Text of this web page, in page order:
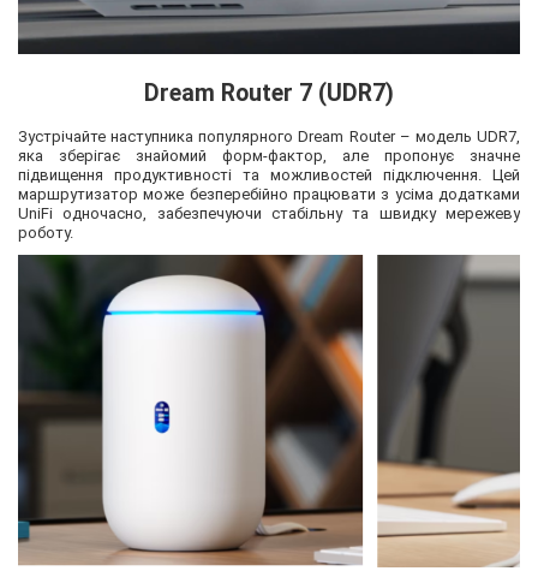
Dream Router 7 (UDR7)
Зустрічайте наступника популярного Dream Router – модель UDR7,
яка зберігає знайомий форм-фактор, але пропонує значне
підвищення продуктивності та можливостей підключення. Цей
маршрутизатор може безперебійно працювати з усіма додатками
UniFi одночасно, забезпечуючи стабільну та швидку мережеву
роботу.